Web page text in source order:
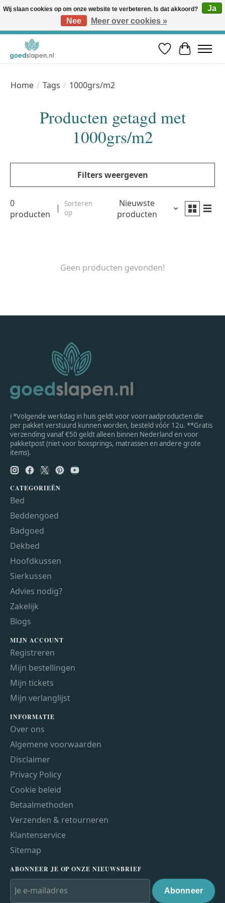
Vóór 12u besteld, volgende werkdag in huis* | Gratis verzending vanaf €50 | Professioneel slaapadvies
Verlanglijst
Home / Tags / 1000grs/m2
Producten getagd met
1000grs/m2
Filters weergeven
0
producten
Sorteren
op
Nieuwste
producten
Geen producten gevonden!
ℹ *Volgende werkdag in huis geldt voor voorraadproducten die
per pakket verstuurd kunnen worden, besteld vóór 12u. **Gratis
verzending vanaf €50 geldt alleen binnen Nederland en voor
pakketpost (niet voor boxsprings, matrassen en andere grote
items).
CATEGORIEËN
Bed
Beddengoed
Badgoed
Dekbed
Hoofdkussen
Sierkussen
Advies nodig?
Zakelijk
Blogs
MIJN ACCOUNT
Registreren
Mijn bestellingen
Mijn tickets
Mijn verlanglijst
INFORMATIE
Over ons
Algemene voorwaarden
Disclaimer
Privacy Policy
Cookie beleid
Betaalmethoden
Verzenden & retourneren
Klantenservice
Sitemap
ABONNEER JE OP ONZE NIEUWSBRIEF
Abonneer
Wij slaan cookies op om onze website te verbeteren. Is dat akkoord?
Ja
Nee
Meer over cookies »